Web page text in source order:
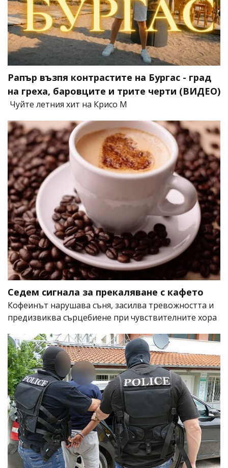
Рапър възпя контрастите на Бургас - град
на греха, баровците и трите черти (ВИДЕО)
Чуйте летния хит на Крисо М
Седем сигнала за прекаляване с кафето
Кофеинът нарушава съня, засилва тревожността и
предизвиква сърцебиене при чувствителните хора